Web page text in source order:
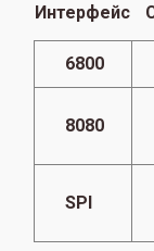
Интерфейс
6800
8080
SPI